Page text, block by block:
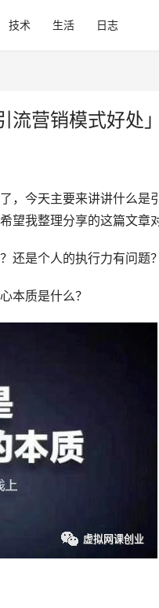
技术 生活 日志
营销模式好处」
，今天主要来讲讲什么是
我整理分享的这篇文章
还是个人的执行力有问题？
本质是什么？